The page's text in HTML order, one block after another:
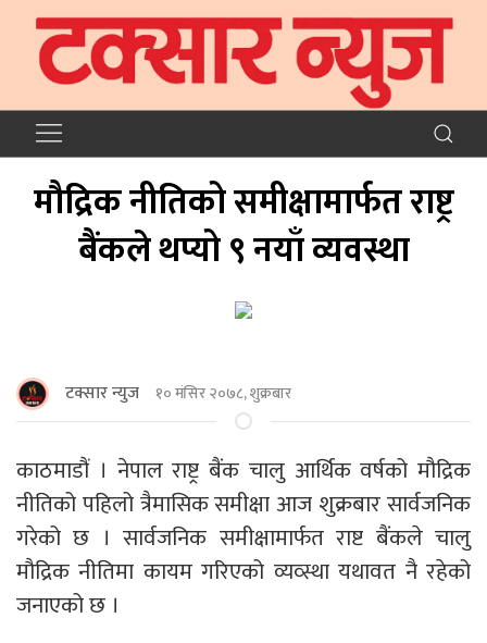
मौद्रिक नीतिको समीक्षामार्फत राष्ट्र
बैंकले थप्यो ९ नयाँ व्यवस्था
टक्सार न्युज १० मंसिर २०७८, शुक्रबार
काठमाडौं । नेपाल राष्ट्र बैंक चालु आर्थिक वर्षको मौद्रिक
नीतिको पहिलो त्रैमासिक समीक्षा आज शुक्रबार सार्वजनिक
गरेको छ । सार्वजनिक समीक्षामार्फत राष्ट बैंकले चालु
मौद्रिक नीतिमा कायम गरिएको व्यव्स्था यथावत नै रहेको
जनाएको छ ।